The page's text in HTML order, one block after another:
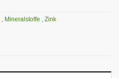
, Mineralstoffe , Zink